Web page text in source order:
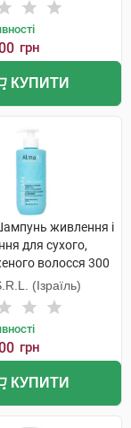
грн
КУПИТИ
живлення і
для сухого,
волосся 300
(Ізраїль)
грн
КУПИТИ